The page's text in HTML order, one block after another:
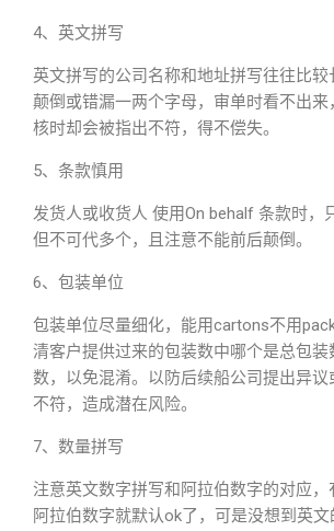
4、英文拼写
英文拼写的公司名称和地址拼写往往比较
颠倒或错漏一两个字母，审单时看不出来
核时却会被指出不符，得不偿失。
5、条款慎用
发货人或收货人 使用On behalf 条款时，
但不可代多个，且注意不能前后颠倒。
6、包装单位
包装单位尽量细化，能用cartons不用
清客户提供过来的包装数中哪个是总包装
数，以免混淆。以防后续船公司提出异
不符，造成潜在风险。
7、数量拼写
注意英文数字拼写和阿拉伯数字的对应，
阿拉伯数字就默认ok了，可是没想到英文